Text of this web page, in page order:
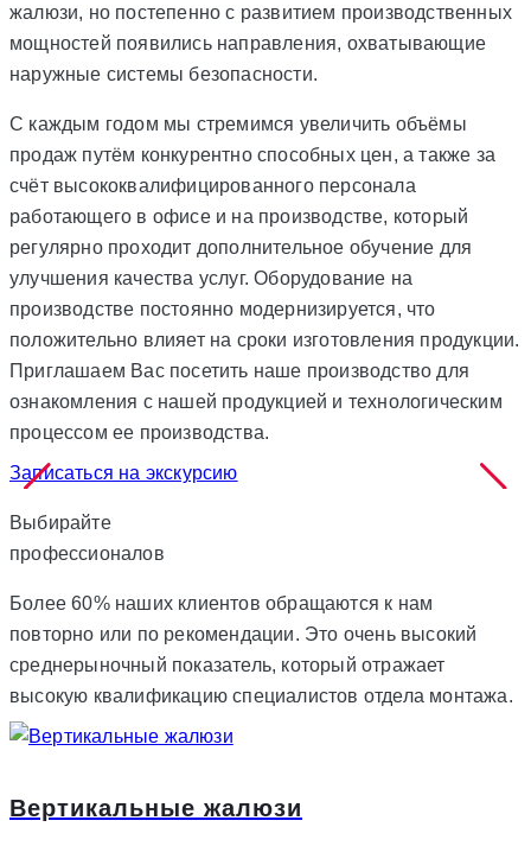
жалюзи, но постепенно с развитием производственных
мощностей появились направления, охватывающие
наружные системы безопасности.
С каждым годом мы стремимся увеличить объёмы
продаж путём конкурентно способных цен, а также за
счёт высококвалифицированного персонала
работающего в офисе и на производстве, который
регулярно проходит дополнительное обучение для
улучшения качества услуг. Оборудование на
производстве постоянно модернизируется, что
положительно влияет на сроки изготовления продукции.
Приглашаем Вас посетить наше производство для
ознакомления с нашей продукцией и технологическим
процессом ее производства.
Записаться на экскурсию
Выбирайте
профессионалов
Более 60% наших клиентов обращаются к нам
повторно или по рекомендации. Это очень высокий
среднерыночный показатель, который отражает
высокую квалификацию специалистов отдела монтажа.
Вертикальные жалюзи